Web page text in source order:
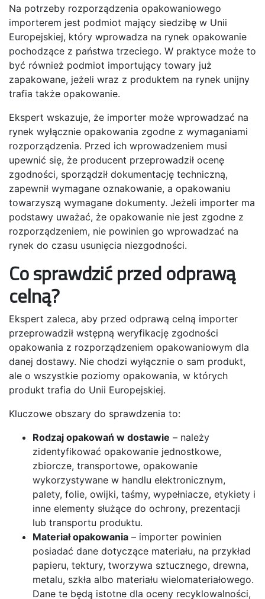
Na potrzeby rozporządzenia opakowaniowego
importerem jest podmiot mający siedzibę w Unii
Europejskiej, który wprowadza na rynek opakowanie
pochodzące z państwa trzeciego. W praktyce może to
być również podmiot importujący towary już
zapakowane, jeżeli wraz z produktem na rynek unijny
trafia także opakowanie.
Ekspert wskazuje, że importer może wprowadzać na
rynek wyłącznie opakowania zgodne z wymaganiami
rozporządzenia. Przed ich wprowadzeniem musi
upewnić się, że producent przeprowadził ocenę
zgodności, sporządził dokumentację techniczną,
zapewnił wymagane oznakowanie, a opakowaniu
towarzyszą wymagane dokumenty. Jeżeli importer ma
podstawy uważać, że opakowanie nie jest zgodne z
rozporządzeniem, nie powinien go wprowadzać na
rynek do czasu usunięcia niezgodności.
Co sprawdzić przed odprawą
celną?
Ekspert zaleca, aby przed odprawą celną importer
przeprowadził wstępną weryfikację zgodności
opakowania z rozporządzeniem opakowaniowym dla
danej dostawy. Nie chodzi wyłącznie o sam produkt,
ale o wszystkie poziomy opakowania, w których
produkt trafia do Unii Europejskiej.
Kluczowe obszary do sprawdzenia to:
Rodzaj opakowań w dostawie – należy
zidentyfikować opakowanie jednostkowe,
zbiorcze, transportowe, opakowanie
wykorzystywane w handlu elektronicznym,
palety, folie, owijki, taśmy, wypełniacze, etykiety i
inne elementy służące do ochrony, prezentacji
lub transportu produktu.
Materiał opakowania – importer powinien
posiadać dane dotyczące materiału, na przykład
papieru, tektury, tworzywa sztucznego, drewna,
metalu, szkła albo materiału wielomateriałowego.
Dane te będą istotne dla oceny recyklowalności,